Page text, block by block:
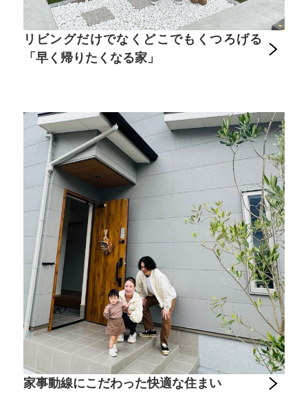
リビングだけでなくどこでもくつろげる
「早く帰りたくなる家」
家事動線にこだわった快適な住まい